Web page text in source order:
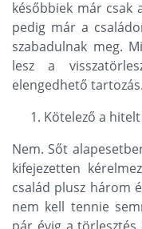
későbbiek már csak
pedig már a
szabadulnak meg.
lesz a
elengedhető tartozás.
Kötelező a
Nem. Sőt
kifejezetten
család plusz három
nem kell tennie